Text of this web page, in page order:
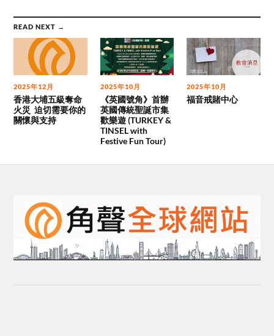
READ NEXT →
2025年12月
香港大埔五級奪命
火災 迫切需要你的
關懷與支持
2025年10月
《英國號角》首辦
英國傳統聖誕市集
歡樂遊 (TURKEY &
TINSEL with
Festive Fun Tour)
2025年10月
福音戒賭中心